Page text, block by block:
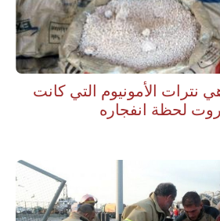
نترات الأمونيوم التي كانت
لحظة انفجاره